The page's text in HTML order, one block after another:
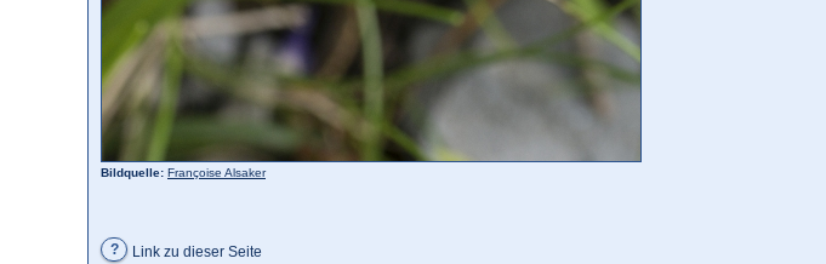
Bildquelle: Françoise Alsaker
? Link zu dieser Seite